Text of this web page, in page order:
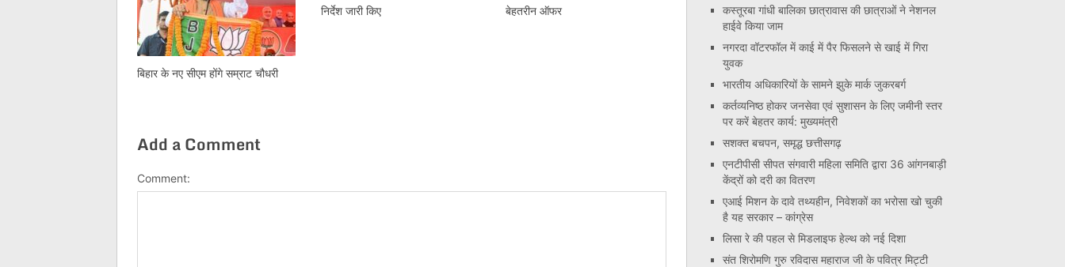
बिहार के नए सीएम होंगे सम्राट चौधरी
निर्देश जारी किए
बेहतरीन ऑफर
Add a Comment
Comment:
कस्तूरबा गांधी बालिका छात्रावास की छात्राओं ने नेशनल
हाईवे किया जाम
नगरदा वॉटरफॉल में काई में पैर फिसलने से खाई में गिरा
युवक
भारतीय अधिकारियों के सामने झुके मार्क जुकरबर्ग
कर्तव्यनिष्ठ होकर जनसेवा एवं सुशासन के लिए जमीनी स्तर
पर करें बेहतर कार्य: मुख्यमंत्री
सशक्त बचपन, समृद्ध छत्तीसगढ़
एनटीपीसी सीपत संगवारी महिला समिति द्वारा 36 आंगनबाड़ी
केंद्रों को दरी का वितरण
एआई मिशन के दावे तथ्यहीन, निवेशकों का भरोसा खो चुकी
है यह सरकार – कांग्रेस
लिसा रे की पहल से मिडलाइफ हेल्थ को नई दिशा
संत शिरोमणि गुरु रविदास महाराज जी के पवित्र मिट्टी